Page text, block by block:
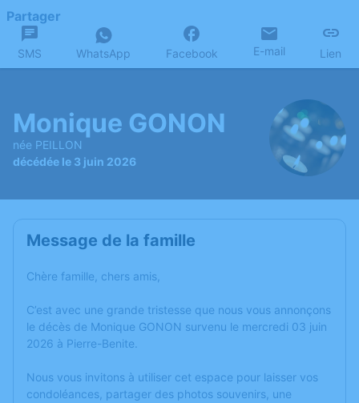
Partager
SMS WhatsApp Facebook E-mail Lien
Monique GONON
née PEILLON
décédée le 3 juin 2026
Message de la famille
Chère famille, chers amis,
C’est avec une grande tristesse que nous vous annonçons
le décès de Monique GONON survenu le mercredi 03 juin
2026 à Pierre-Benite.
Nous vous invitons à utiliser cet espace pour laisser vos
condoléances, partager des photos souvenirs, une